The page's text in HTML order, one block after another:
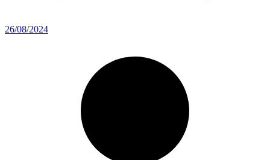
26/08/2024